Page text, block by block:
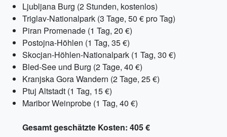
Ljubljana Burg (2 Stunden, kostenlos)
Triglav-Nationalpark (3 Tage, 50 € pro Tag)
Piran Promenade (1 Tag, 20 €)
Postojna-Höhlen (1 Tag, 35 €)
Skocjan-Höhlen-Nationalpark (1 Tag, 30 €)
Bled-See und Burg (2 Tage, 40 €)
Kranjska Gora Wandern (2 Tage, 25 €)
Ptuj Altstadt (1 Tag, 15 €)
Maribor Weinprobe (1 Tag, 40 €)
Gesamt geschätzte Kosten: 405 €